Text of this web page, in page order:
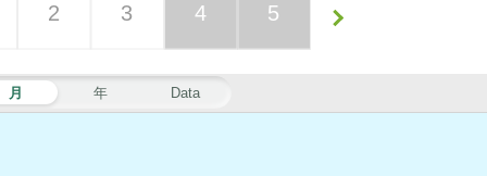
月 年 Data
2 3 4 5